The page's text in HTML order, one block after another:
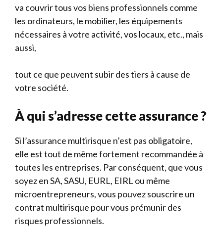
va couvrir tous vos biens professionnels comme
les ordinateurs, le mobilier, les équipements
nécessaires à votre activité, vos locaux, etc., mais
aussi,
tout ce que peuvent subir des tiers à cause de
votre société.
À qui s’adresse cette assurance ?
Si l’assurance multirisque n’est pas obligatoire,
elle est tout de même fortement recommandée à
toutes les entreprises. Par conséquent, que vous
soyez en SA, SASU, EURL, EIRL ou même
microentrepreneurs, vous pouvez souscrire un
contrat multirisque pour vous prémunir des
risques professionnels.